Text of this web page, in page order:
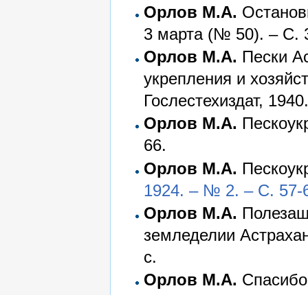
Орлов М.А.
3 марта (№ 50). – С.
Орлов М.А. Пески
укрепления и
Гослестехиздат,
Орлов М.А.
66.
Орлов М.А.
1924. – № 2. – С. 57-
Орлов М.А.
земледелии
с.
Орлов М.А.